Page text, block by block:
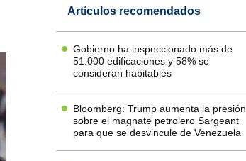
Artículos recomendados
Gobierno ha inspeccionado más de
51.000 edificaciones y 58% se
consideran habitables
Bloomberg: Trump aumenta la presión
sobre el magnate petrolero Sargeant
para que se desvincule de Venezuela